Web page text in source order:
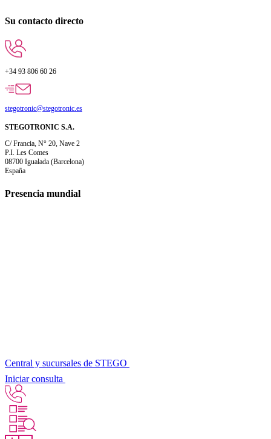
Su contacto directo
+34 93 806 60 26
stegotronic@stegotronic.es
STEGOTRONIC S.A.
C/ Francia, N° 20, Nave 2
P.I. Les Comes
08700 Igualada (Barcelona)
España
Presencia mundial
Central y sucursales de STEGO
Iniciar consulta